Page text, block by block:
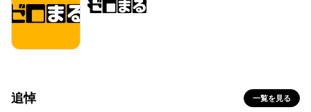
追悼 一覧を見る